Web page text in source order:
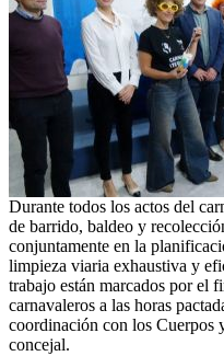
Durante todos los actos del
de barrido, baldeo y
conjuntamente en la
limpieza viaria exhaustiva y
trabajo están marcados por el
carnavaleros a las horas
coordinación con los Cuerpos
concejal.